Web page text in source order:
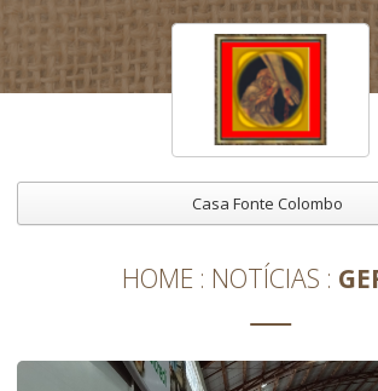
Casa Fonte Colombo
HOME NOTÍCIAS